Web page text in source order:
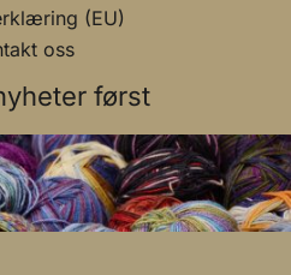
(EU)
oss
først